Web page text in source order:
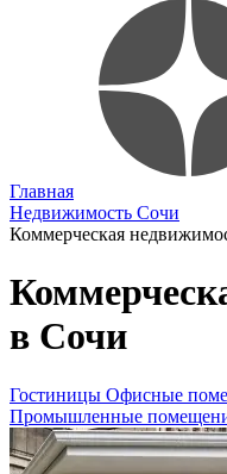
Главная
Недвижимость Сочи
Коммерческая
в Сочи
Гостиницы Офисные
Промышленные